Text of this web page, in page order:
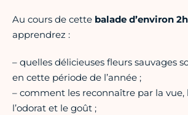
Au cours de cette balade d’environ 2h
apprendrez :
– quelles délicieuses fleurs sauvages
en cette période de l’année ;
– comment les reconnaître par la vue,
l’odorat et le goût ;